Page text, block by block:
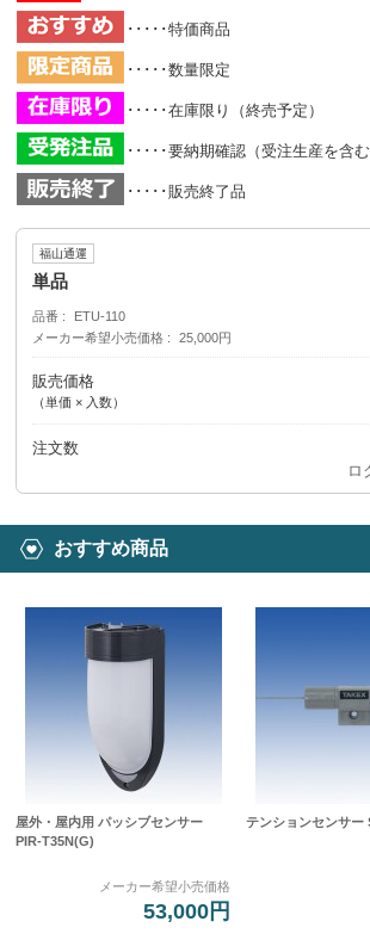
･････特価商品
･････数量限定
･････在庫限り（終売予定）
･････要納期確認（受注生産を含む
･････販売終了品
福山通運
単品
品番
ETU-110
メーカー希望小売価格
25,000円
販売価格
（単価 × 入数）
注文数
ロ
おすすめ商品
屋外・屋内用 パッシブセンサー
PIR-T35N(G)
メーカー希望小売価格
53,000円
テンションセンサー